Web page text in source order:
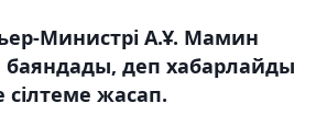
Министрі А.Ұ. Мамин
баяндады, деп хабарлайды
сілтеме жасап.